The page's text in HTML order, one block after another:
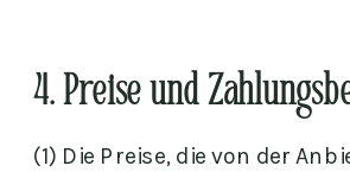
(1) Die Preise, die von der
4. Preise und